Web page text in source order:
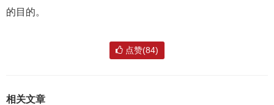
的目的。
点赞(84)
相关文章